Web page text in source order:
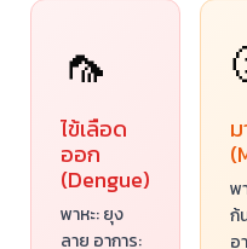
🦟
ไข้เลือด
ออก
(Dengue)
พาหะ: ยุง
ลาย อาการ:
พ
ก้
อ